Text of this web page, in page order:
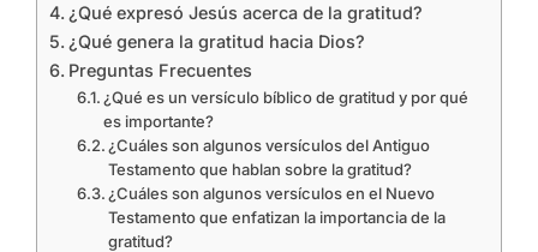
¿Qué expresó Jesús acerca de la gratitud?
¿Qué genera la gratitud hacia Dios?
Preguntas Frecuentes
¿Qué es un versículo bíblico de gratitud y por qué
es importante?
¿Cuáles son algunos versículos del Antiguo
Testamento que hablan sobre la gratitud?
¿Cuáles son algunos versículos en el Nuevo
Testamento que enfatizan la importancia de la
gratitud?